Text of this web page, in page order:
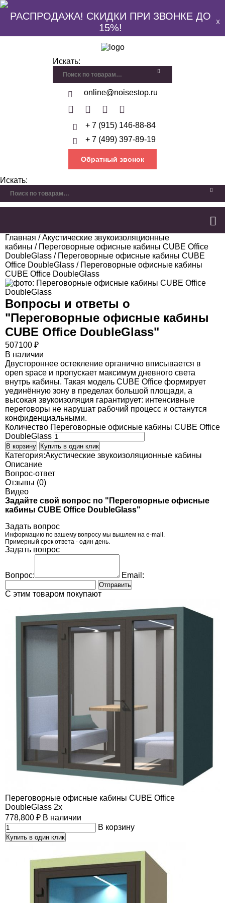
РАСПРОДАЖА! СКИДКИ ПРИ ЗВОНКЕ ДО
15%!
X
Искать:
online@noisestop.ru
+ 7 (915) 146-88-84
+ 7 (499) 397-89-19
Обратный звонок
Искать:
Главная /Акустические звукоизоляционные
кабины / Переговорные офисные кабины CUBE Office
DoubleGlass / Переговорные офисные кабины CUBE
Office DoubleGlass / Переговорные офисные кабины
CUBE Office DoubleGlass
Вопросы и ответы о
"Переговорные офисные кабины
CUBE Office DoubleGlass"
507100 ₽
В наличии
Двустороннее остекление органично вписывается в
open space и пропускает максимум дневного света
внутрь кабины. Такая модель CUBE Office формирует
уединённую зону в пределах большой площади, а
высокая звукоизоляция гарантирует: интенсивные
переговоры не нарушат рабочий процесс и останутся
конфиденциальными.
Количество Переговорные офисные кабины CUBE Office
DoubleGlass
В корзину Купить в один клик
Категория:Акустические звукоизоляционные кабины
Описание
Вопрос-ответ
Отзывы (0)
Видео
Задайте свой вопрос по "Переговорные офисные
кабины CUBE Office DoubleGlass"
Задать вопрос
Информацию по вашему вопросу мы вышлем на e-mail.
Примерный срок ответа - один день.
Задать вопрос
Вопрос: Email:
Отправить
C этим товаром покупают
Переговорные офисные кабины CUBE Office
DoubleGlass 2x
778,800 ₽ В наличии
В корзину
Купить в один клик